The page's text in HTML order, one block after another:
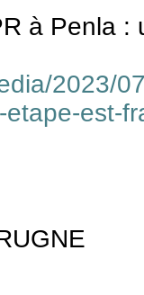
à Penla :
2023/
est-